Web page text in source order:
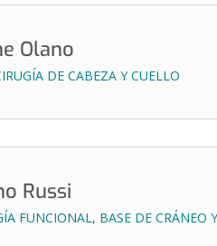
Olano
DE CABEZA Y CUELLO
Russi
FUNCIONAL, BASE DE CRÁNEO